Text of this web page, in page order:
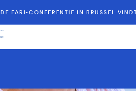
DE FARI-CONFERENTIE IN BRUSSEL